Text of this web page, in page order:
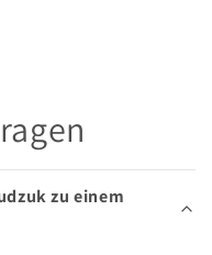
zu einem